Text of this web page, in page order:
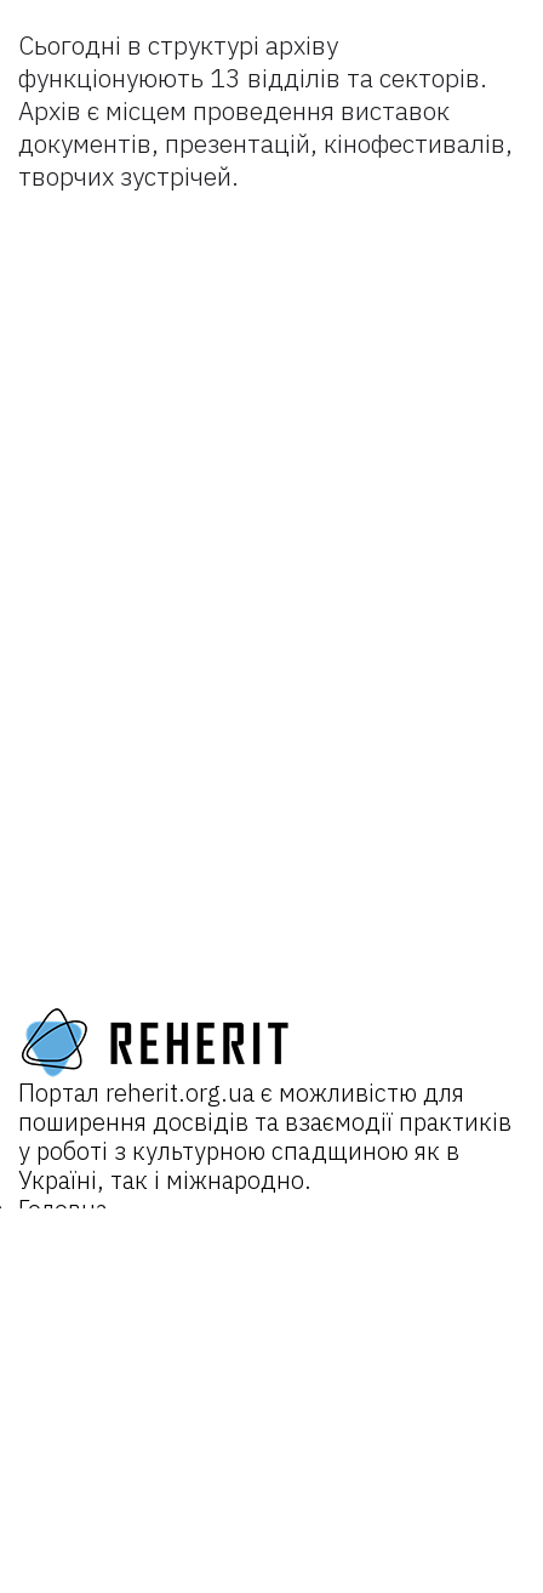
Сьогодні в структурі архіву
функціонуюють 13 відділів та секторів.
Архів є місцем проведення виставок
документів, презентацій, кінофестивалів,
творчих зустрічей.
Портал reherit.org.uaє можливістю для
поширення досвідів та взаємодії практиків
у роботі з культурною спадщиною як в
Україні, так і міжнародно.
Головна